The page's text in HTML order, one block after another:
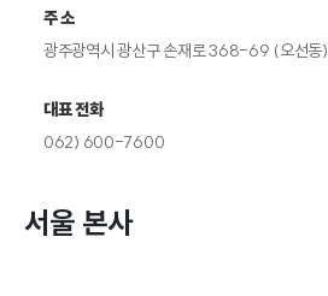
주 소
광주광역시 광산구 손재로 368-69 (오선동)
대표 전화
062) 600-7600
서울 본사